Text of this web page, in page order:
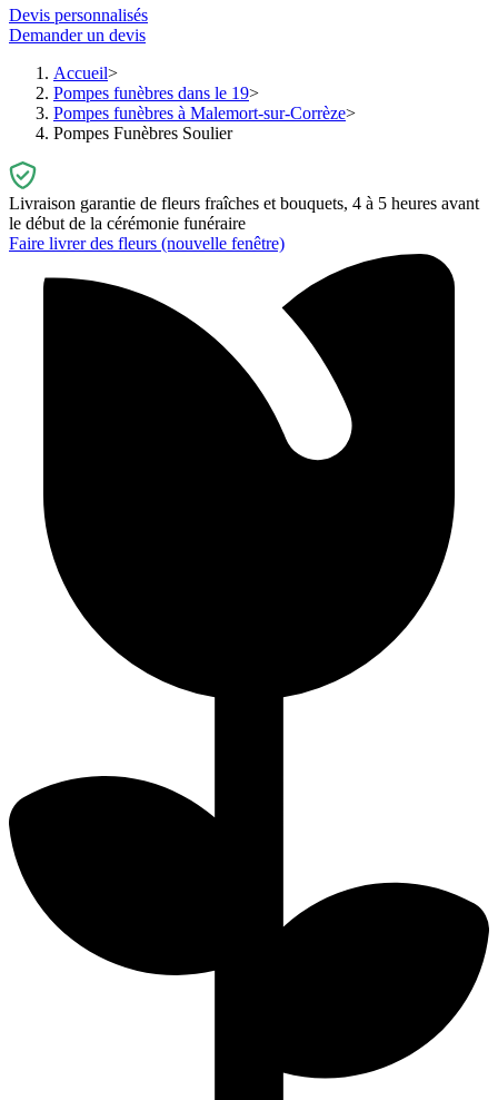
Devis personnalisés
Demander un devis
Accueil
Pompes funèbres dans le 19
Pompes funèbres à Malemort-sur-Corrèze
Pompes Funèbres Soulier
Livraison garantie de fleurs fraîches et bouquets, 4 à 5 heures avant
le début de la cérémonie funéraire
Faire livrer des fleurs (nouvelle fenêtre)